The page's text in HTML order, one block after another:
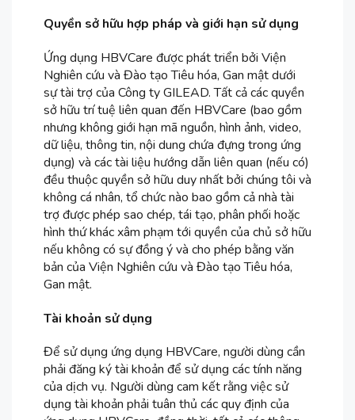
Quyền sở hữu hợp pháp và giới hạn sử dụng
Ứng dụng HBVCare được phát triển bởi Viện
Nghiên cứu và Đào tạo Tiêu hóa, Gan mật dưới
sự tài trợ của Công ty GILEAD. Tất cả các quyền
sở hữu trí tuệ liên quan đến HBVCare (bao gồm
nhưng không giới hạn mã nguồn, hình ảnh, video,
dữ liệu, thông tin, nội dung chứa đựng trong ứng
dụng) và các tài liệu hướng dẫn liên quan (nếu có)
đều thuộc quyền sở hữu duy nhất bởi chúng tôi và
không cá nhân, tổ chức nào bao gồm cả nhà tài
trợ được phép sao chép, tái tạo, phân phối hoặc
hình thứ khác xâm phạm tới quyền của chủ sở hữu
nếu không có sự đồng ý và cho phép bằng văn
bản của Viện Nghiên cứu và Đào tạo Tiêu hóa,
Gan mật.
Tài khoản sử dụng
Để sử dụng ứng dụng HBVCare, người dùng cần
phải đăng ký tài khoản để sử dụng các tính năng
của dịch vụ. Người dùng cam kết rằng việc sử
dụng tài khoản phải tuân thủ các quy định của